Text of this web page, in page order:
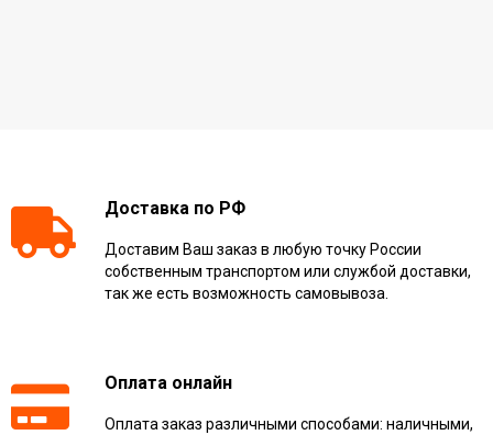
Доставка по РФ
Доставим Ваш заказ в любую точку России
собственным транспортом или службой доставки,
так же есть возможность самовывоза.
Оплата онлайн
Оплата заказ различными способами: наличными,